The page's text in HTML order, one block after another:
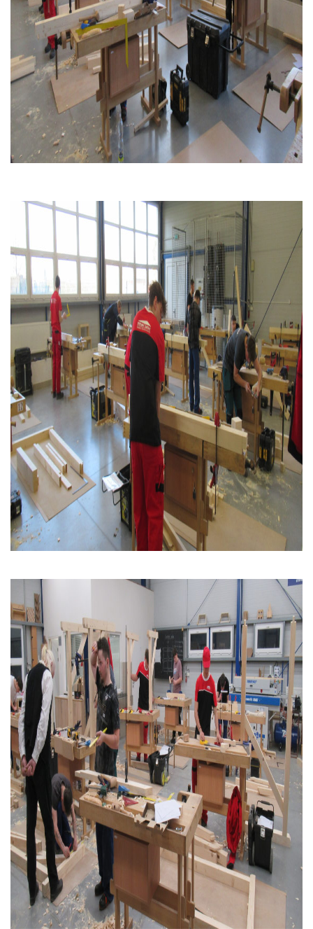
Marketing
Sdílením svých
zájmů a chování
při návštěvě
našich stránek
zvyšujete šanci na
zobrazení
personalizovaného
obsahu a nabídek.